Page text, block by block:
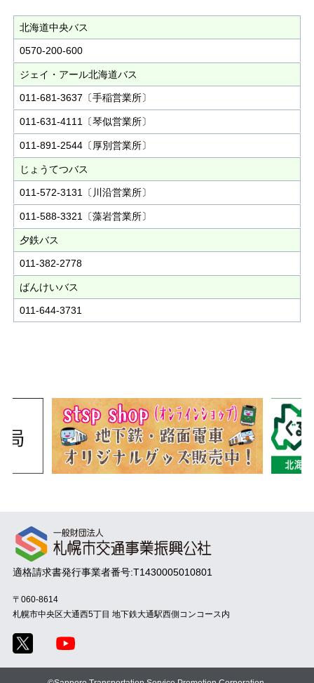
北海道中央バス
0570-200-600
ジェイ・アール北海道バス
011-681-3637〔手稲営業所〕
011-631-4111〔琴似営業所〕
011-891-2544〔厚別営業所〕
じょうてつバス
011-572-3131〔川沿営業所〕
011-588-3321〔藻岩営業所〕
⼣鉄バス
011-382-2778
ばんけいバス
011-644-3731
適格請求書発行事業者番号:T1430005010801
〒060-8614
札幌市中央区大通西5丁目 地下鉄大通駅西側コンコース内